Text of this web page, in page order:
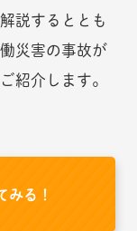
説するととも
災害の事故が
紹介します。
みる！